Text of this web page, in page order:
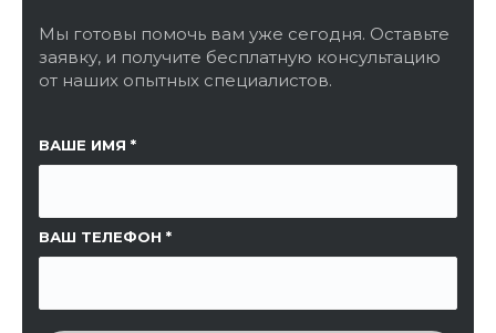
Мы готовы помочь вам уже сегодня. Оставьте
заявку, и получите бесплатную консультацию
от наших опытных специалистов.
ВАШЕ ИМЯ
ВАШ ТЕЛЕФОН
ССЫЛКА НА СТРАНИЦУ